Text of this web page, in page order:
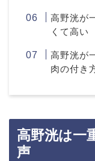
高野洸が
くて高い
高野洸が
肉の付き
高野洸は一
声